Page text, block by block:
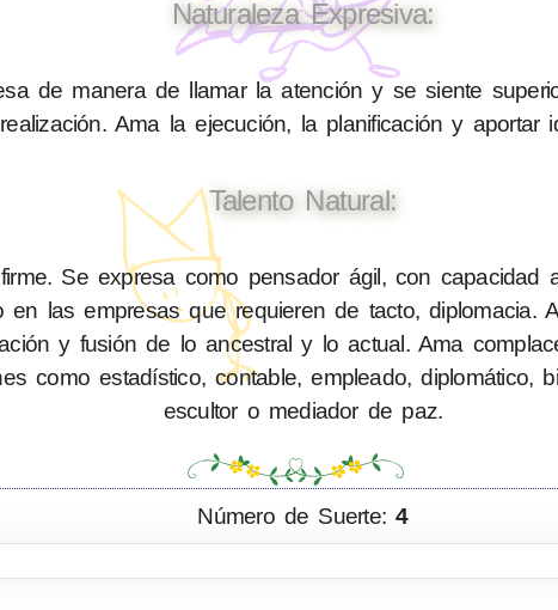
Naturaleza Expresiva:
de manera de llamar la atención y se siente
realización. Ama la ejecución, la planificación y aportar
Talento Natural:
Se expresa como pensador ágil, con capacidad
en las empresas que requieren de tacto, diplomacia.
y fusión de lo ancestral y lo actual. Ama
como estadístico, contable, empleado, diplomático,
escultor o mediador de paz.
Número de Suerte:4